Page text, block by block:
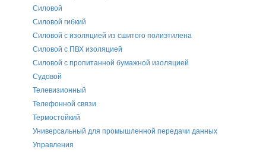
Силовой
Силовой гибкий
Силовой с изоляцией из сшитого полиэтилена
Силовой с ПВХ изоляцией
Силовой с пропитанной бумажной изоляцией
Судовой
Телевизионный
Телефонной связи
Термостойкий
Универсальный для промышленной передачи данных
Управления